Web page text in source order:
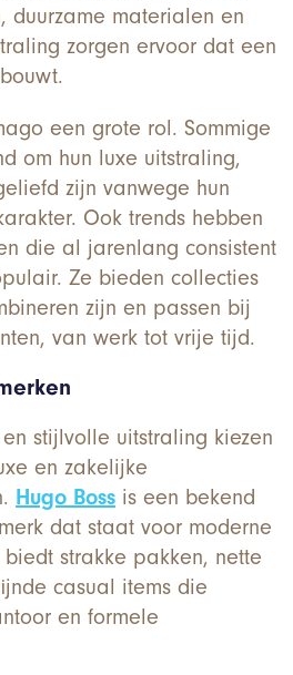
duurzame materialen en
zorgen ervoor dat een
een grote rol. Sommige
om hun luxe uitstraling,
zijn vanwege hun
Ook trends hebben
die al jarenlang consistent
Ze bieden collecties
zijn en passen bij
van werk tot vrije tijd.
stijlvolle uitstraling kiezen
en zakelijke
Hugo Boss is een bekend
dat staat voor moderne
strakke pakken, nette
casual items die
en formele